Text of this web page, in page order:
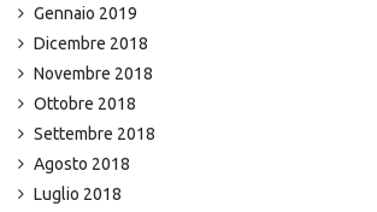
Gennaio 2019
Dicembre 2018
Novembre 2018
Ottobre 2018
Settembre 2018
Agosto 2018
Luglio 2018